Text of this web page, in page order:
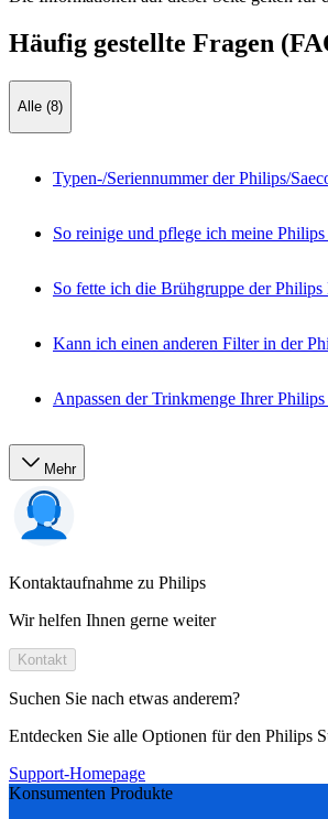
Häufig gestellte Fragen
Alle (8)
Typen-/Seriennummer der Philips/
So reinige und pflege ich meine Philips
So fette ich die Brühgruppe der Philips
Kann ich einen anderen Filter in der
Anpassen der Trinkmenge Ihrer Philips
Mehr
Kontaktaufnahme zu Philips
Wir helfen Ihnen gerne weiter
Kontakt
Suchen Sie nach etwas anderem?
Entdecken Sie alle Optionen für den Philips
Support-Homepage
Konsumenten Produkte